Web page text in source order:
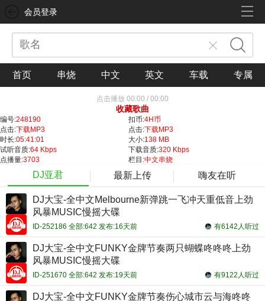
会员登录
首页 串烧 中文 英文 车载 专属
点击播放 00:00 / 00:00
收藏歌曲
编号:248190 扣币:4H币
点击:下载MP3 点击:下载MP3
时长:05:41:01 大小:138 MB
试听音质:64 Kbps 下载音质:320 Kbps
点播量:3703 栏目:中文串烧
DJ亚君 最新上传 嗨友在听
DJ大宝-全中文Melbourne新弹跳一飞冲天重低音上劲
风暴MUSIC慢摇大碟
有6142人听过
ID-252186 全部:642 发布:16天前
DJ大宝-全中文FUNKY金牌节奏两只蝴蝶咚咚咚上劲
风暴MUSIC慢摇大碟
有9122人听过
ID-251670 全部:642 发布:19天前
DJ大宝-全中文FUNKY金牌节奏伤心城市云与海咚咚